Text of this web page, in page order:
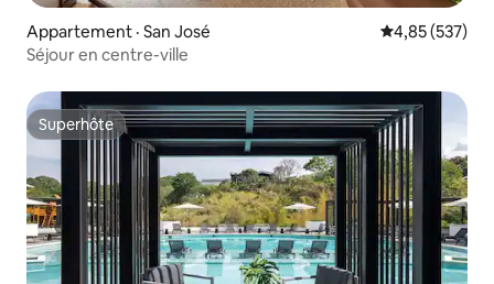
Appartement · San José Note
4,85 (537)
Séjour en centre-ville
Superhôte
Superhôte